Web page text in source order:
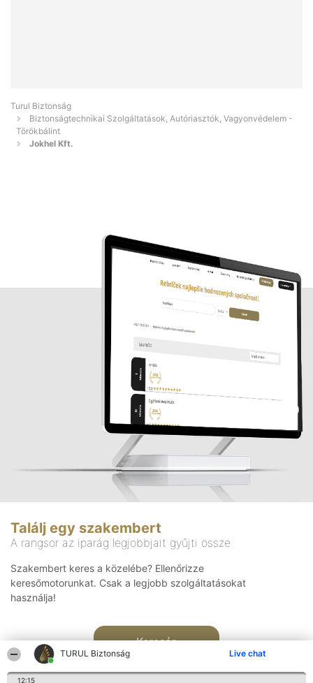
TURUL Biztonság Live chat
12:15
Turul Biztonság
Biztonságtechnikai Szolgáltatások, Autóriasztók, Vagyonvédelem -
Törökbálint
Jokhel Kft.
Találj egy szakembert
A rangsor az iparág legjobbjait gyűjti össze
Szakembert keres a közelébe? Ellenőrizze
keresőmotorunkat. Csak a legjobb szolgáltatásokat
használja!
Keresés